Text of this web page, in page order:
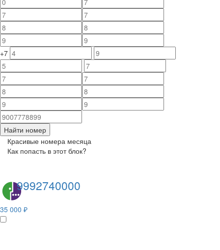
+7
Найти номер
Красивые номера месяца
Как попасть в этот блок?
9992740000
35 000 ₽